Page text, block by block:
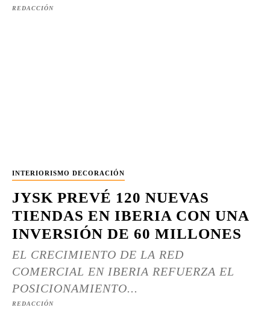
REDACCIÓN
INTERIORISMO DECORACIÓN
JYSK PREVÉ 120 NUEVAS
TIENDAS EN IBERIA CON UNA
INVERSIÓN DE 60 MILLONES
EL CRECIMIENTO DE LA RED
COMERCIAL EN IBERIA REFUERZA EL
POSICIONAMIENTO...
REDACCIÓN